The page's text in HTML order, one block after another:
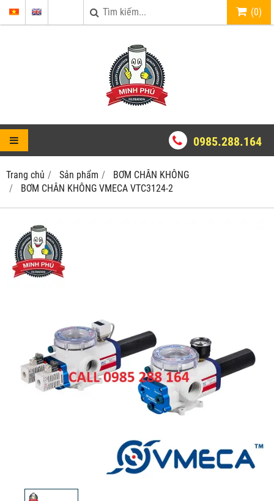
(0)
0985.288.164
Trang chủ Sản phẩm
BƠM CHÂN KHÔNG
BƠM CHÂN KHÔNG VMECA VTC3124-2